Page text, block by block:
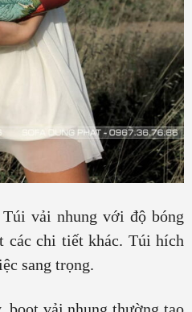
Túi vải nhung với độ bóng
các chi tiết khác. Túi hích
sang trọng.